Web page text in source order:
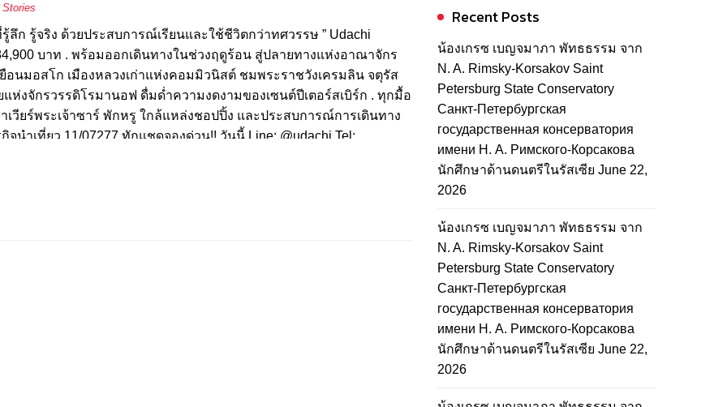
Stories
ก รู้จริง ด้วยประสบการณ์เรียนและใช้ชีวิตกว่าทศวรรษ ” Udachi
บาท . พร้อมออกเดินทางในช่วงฤดูร้อน สู่ปลายทางแห่งอาณาจักร
นมอสโก เมืองหลวงเก่าแห่งคอมมิวนิสต์ ชมพระราชวังเครมลิน จตุรัส
ห่งจักรวรรดิโรมานอฟ ดื่มด่ำความงดงามของเซนต์ปีเตอร์สเบิร์ก . ทุกมื้อ
ยร์พระเจ้าซาร์ พักหรู ใกล้แหล่งชอปปิ้ง และประสบการณ์การเดินทาง
นำเที่ยว 11/07277 ทักแชดจองด่วน!! วันนี้ Line: @udachi Tel:
Recent Posts
น้องเกรซ เบญจมาภา พัทธธรรม จาก
N. A. Rimsky-Korsakov Saint
Petersburg State Conservatory
Санкт-Петербургская
государственная консерватория
имени Н. А. Римского-Корсакова
นักศึกษาด้านดนตรีในรัสเซีย June 22,
2026
น้องเกรซ เบญจมาภา พัทธธรรม จาก
N. A. Rimsky-Korsakov Saint
Petersburg State Conservatory
Санкт-Петербургская
государственная консерватория
имени Н. А. Римского-Корсакова
นักศึกษาด้านดนตรีในรัสเซีย June 22,
2026